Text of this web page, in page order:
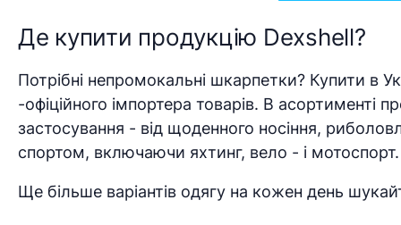
Де купити продукцію Dexshell?
Потрібні непромокальні шкарпетки? Купити в
-офіційного імпортера товарів. В асортименті
застосування - від щоденного носіння,
спортом, включаючи яхтинг, вело - і мотоспорт.
Ще більше варіантів одягу на кожен день